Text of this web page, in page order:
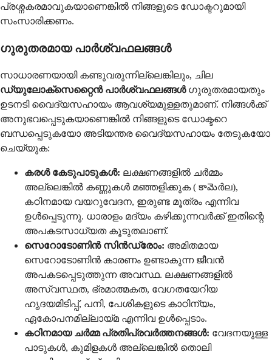
പ്രശ്നകരമാവുകയാണെങ്കിൽ നിങ്ങളുടെ ഡോക്ടറുമായി
സംസാരിക്കണം.
ഗുരുതരമായ പാർശ്വഫലങ്ങൾ
സാധാരണയായി കണ്ടുവരുന്നില്ലെങ്കിലും, ചില
ഡ്യുലോക്സെറ്റൈൻ പാർശ്വഫലങ്ങൾഗുരുതരമായതും
ഉടനടി വൈദ്യസഹായം ആവശ്യമുള്ളതുമാണ്. നിങ്ങൾക്ക്
അനുഭവപ്പെടുകയാണെങ്കിൽ നിങ്ങളുടെ ഡോക്ടറെ
ബന്ധപ്പെടുകയോ അടിയന്തര വൈദ്യസഹായം തേടുകയോ
ചെയ്യുക:
കരൾ കേടുപാടുകൾ: ലക്ഷണങ്ങളിൽ ചർമ്മം
അല്ലെങ്കിൽ കണ്ണുകൾ മഞ്ഞളിക്കുക ( కామెർല),
കഠിനമായ വയറുവേദന, ഇരുണ്ട മൂത്രം എന്നിവ
ഉൾപ്പെടുന്നു. ധാരാളം മദ്യം കഴിക്കുന്നവർക്ക് ഇതിന്റെ
അപകടസാധ്യത കൂടുതലാണ്.
സെറോടോണിൻ സിൻഡ്രോം: അമിതമായ
സെറോടോണിൻ കാരണം ഉണ്ടാകുന്ന ജീവൻ
അപകടപ്പെടുത്തുന്ന അവസ്ഥ. ലക്ഷണങ്ങളിൽ
അസ്വസ്ഥത, ഭ്രമാത്മകത, വേഗതയേറിയ
ഹൃദയമിടിപ്പ്, പനി, പേശികളുടെ കാഠിന്യം,
ഏകോപനമില്ലായ്മ എന്നിവ ഉൾപ്പെടാം.
കഠിനമായ ചർമ്മ പ്രതിപ്രവർത്തനങ്ങൾ: വേദനയുള്ള
പാടുകൾ, കുമിളകൾ അല്ലെങ്കിൽ തൊലി